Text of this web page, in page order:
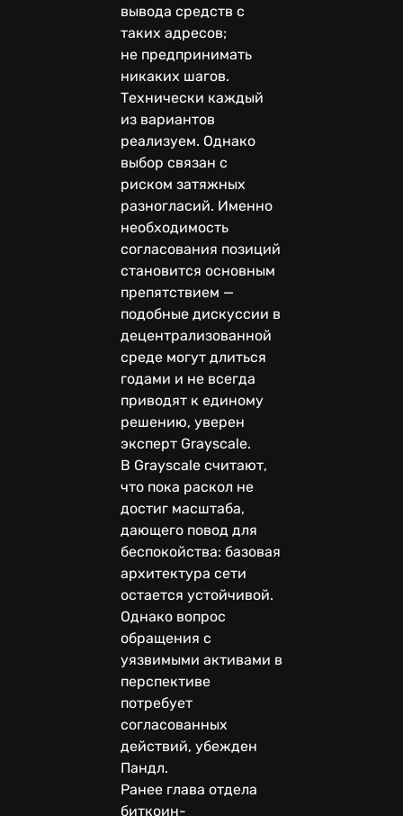
вывода средств с
таких адресов;
не предпринимать
никаких шагов.
Технически каждый
из вариантов
реализуем. Однако
выбор связан с
риском затяжных
разногласий. Именно
необходимость
согласования позиций
становится основным
препятствием —
подобные дискуссии в
децентрализованной
среде могут длиться
годами и не всегда
приводят к единому
решению, уверен
эксперт Grayscale.
В Grayscale считают,
что пока раскол не
достиг масштаба,
дающего повод для
беспокойства: базовая
архитектура сети
остается устойчивой.
Однако вопрос
обращения с
уязвимыми активами в
перспективе
потребует
согласованных
действий, убежден
Пандл.
Ранее глава отдела
биткоин-